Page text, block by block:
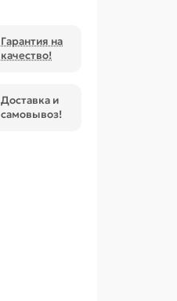
Гарантия на
качество!
Доставка и
самовывоз!